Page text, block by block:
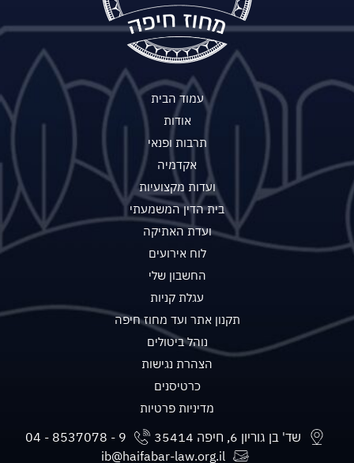
עמוד הבית
אודות
תרבות ופנאי
אקדמיה
ועדות מקצועיות
בית הדין המשמעתי
ועדת האתיקה
לוח אירועים
החשבון שלי
עגלת קניות
תקנון אתר ועד מחוז חיפה
נוהל ביטולים
הצהרת נגישות
כרטיסנים
מדיניות פרטיות
שד' בן גוריון 6, חיפה 35414
ib@haifabar-law.org.il